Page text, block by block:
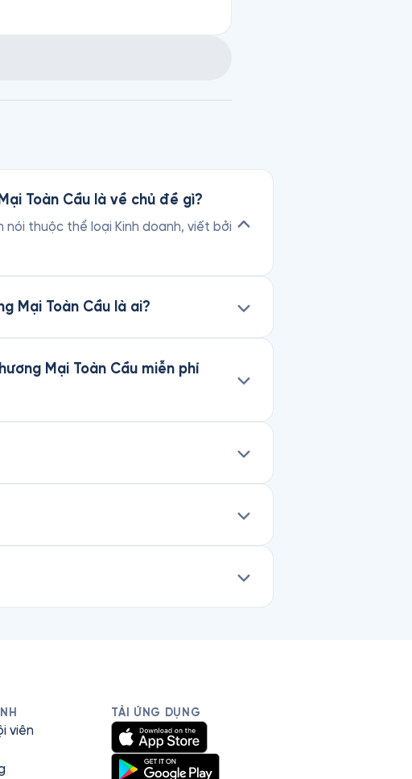
Toàn Cầu là về chủ đề gì?
nói thuộc thể loại Kinh doanh, viết bởi
Mại Toàn Cầu là ai?
Mại Toàn Cầu miễn phí
viên
TẢI ỨNG DỤNG